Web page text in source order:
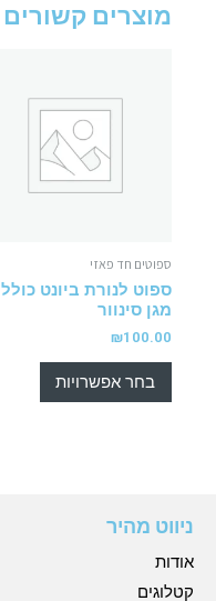
מוצרים קשורים
ספוטים חד פאזי
ספוט לנורת ביונט כולל
מגן סינוור
₪100.00
בחר אפשרויות
ניווט מהיר
אודות
קטלוגים